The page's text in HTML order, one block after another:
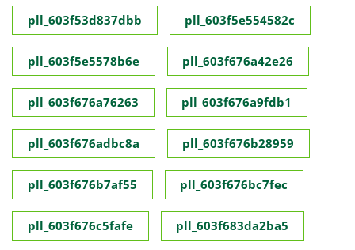
pll_603f53d837dbb pll_603f5e554582c
pll_603f5e5578b6e pll_603f676a42e26
pll_603f676a76263 pll_603f676a9fdb1
pll_603f676adbc8a pll_603f676b28959
pll_603f676b7af55 pll_603f676bc7fec
pll_603f676c5fafe pll_603f683da2ba5